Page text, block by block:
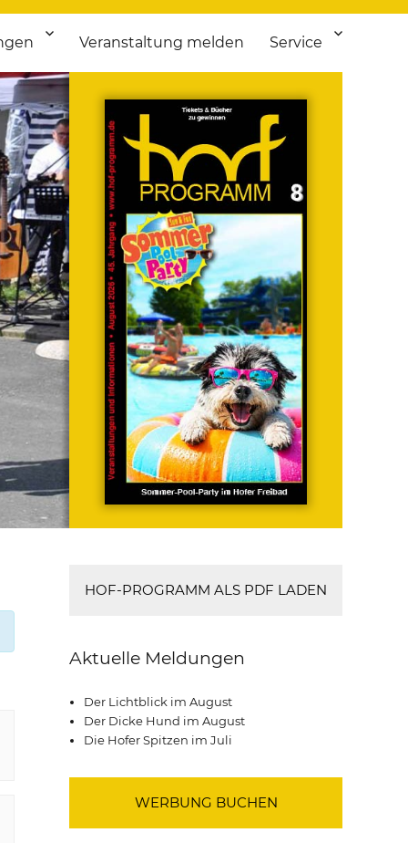
Veranstaltung melden Service
HOF-PROGRAMM ALS PDF LADEN
Aktuelle Meldungen
Der Lichtblick im August
Der Dicke Hund im August
Die Hofer Spitzen im Juli
WERBUNG BUCHEN